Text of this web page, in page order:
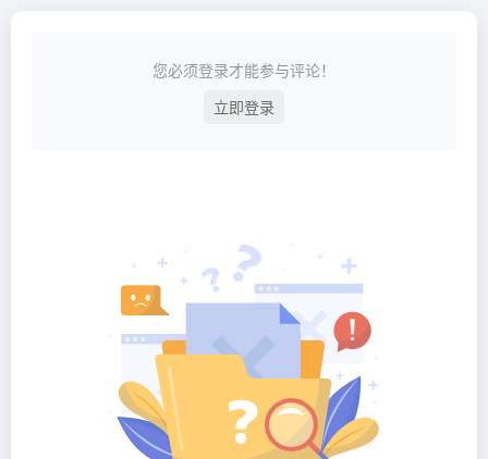
您必须登录才能参与评论！
立即登录